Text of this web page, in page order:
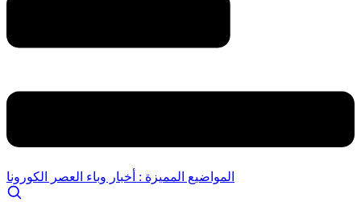
المواضيع المميزة : أخبار وباء العصر الكورونا